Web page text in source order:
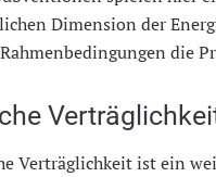
Dimension der
die
Verträglichkeit ist ein